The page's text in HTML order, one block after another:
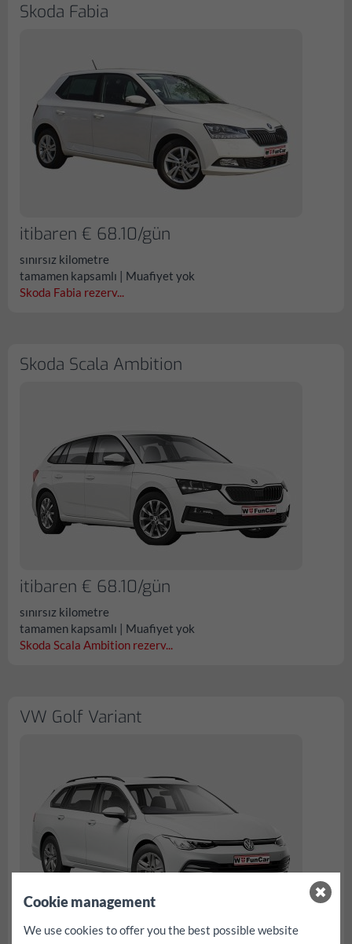
Skoda Fabia
itibaren € 68.10/gün
sınırsız kilometre
tamamen kapsamlı | Muafiyet yok
Skoda Fabia rezerv...
Skoda Scala Ambition
itibaren € 68.10/gün
sınırsız kilometre
tamamen kapsamlı | Muafiyet yok
Skoda Scala Ambition rezerv...
VW Golf Variant
itibaren € 82.40/gün
Cookie management
We use cookies to offer you the best possible website